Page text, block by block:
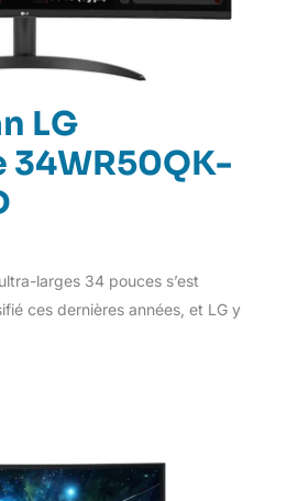
LG
34WR50QK-
larges 34 pouces s’est
ces dernières années, et LG y